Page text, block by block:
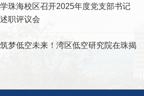
珠海校区召开2025年度党支部书记
职评议会
梦低空未来！湾区低空研究院在珠揭